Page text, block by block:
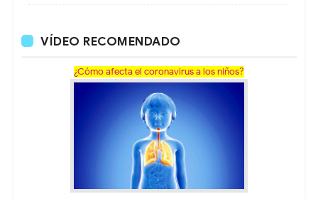
VÍDEO RECOMENDADO
¿Cómo afecta el coronavirus a los niños?